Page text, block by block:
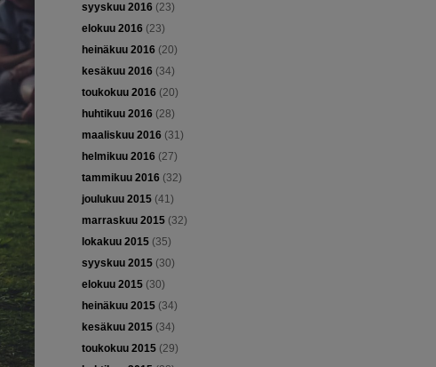
syyskuu 2016 (23)
elokuu 2016 (23)
heinäkuu 2016 (20)
kesäkuu 2016 (34)
toukokuu 2016 (20)
huhtikuu 2016 (28)
maaliskuu 2016 (31)
helmikuu 2016 (27)
tammikuu 2016 (32)
joulukuu 2015(41)
marraskuu 2015(32)
lokakuu 2015(35)
syyskuu 2015(30)
elokuu 2015(30)
heinäkuu 2015(34)
kesäkuu 2015(34)
toukokuu 2015(29)